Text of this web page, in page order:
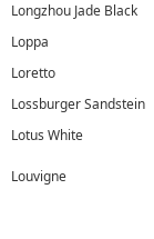
Longzhou Jade Black
Loppa
Loretto
Lossburger Sandstein
Lotus White
Louvigne